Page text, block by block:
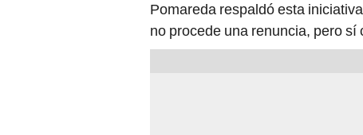
Pomareda respaldó esta
no procede una renuncia, pero